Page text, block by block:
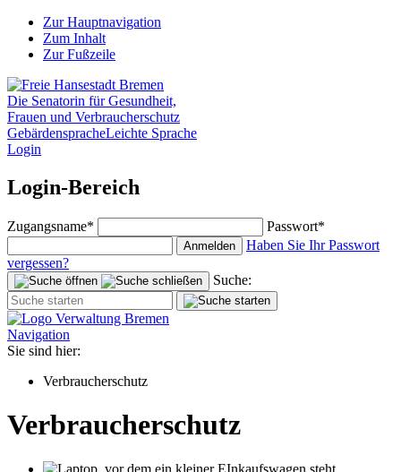
Zur Hauptnavigation
Zum Inhalt
Zur Fußzeile
Die Senatorin für Gesundheit,
Frauen und Verbraucherschutz
GebärdenspracheLeichte Sprache
Login
Login-Bereich
Zugangsname* Passwort*
Anmelden
Haben Sie Ihr Passwort
vergessen?
Suche:
Navigation
Sie sind hier:
Verbraucherschutz
Verbraucherschutz